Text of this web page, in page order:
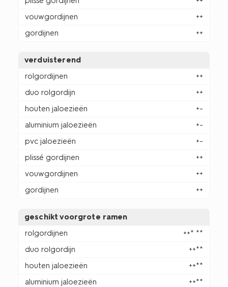
vouwgordijnen
++
gordijnen
++
verduisterend
rolgordijnen
++
duo rolgordijn
++
houten jaloezieën
+-
aluminium jaloezieën
+-
pvc jaloezieën
+-
plissé gordijnen
++
vouwgordijnen
++
gordijnen
++
geschikt voorgrote ramen
rolgordijnen
++* **
duo rolgordijn
++**
houten jaloezieën
++**
aluminium jaloezieën
++**